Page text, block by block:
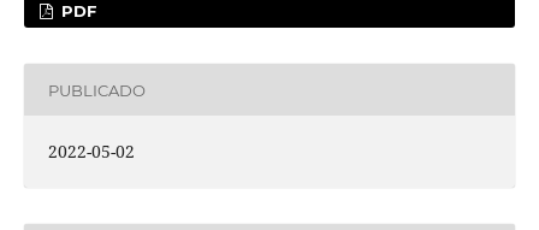
PDF
PUBLICADO
2022-05-02